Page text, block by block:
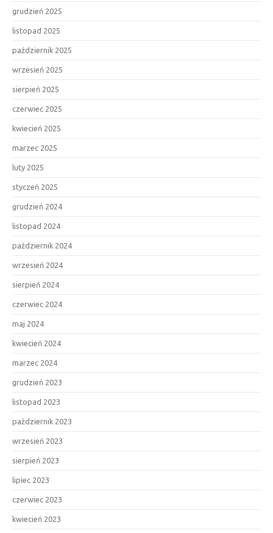
grudzień 2025
listopad 2025
październik 2025
wrzesień 2025
sierpień 2025
czerwiec 2025
kwiecień 2025
marzec 2025
luty 2025
styczeń 2025
grudzień 2024
listopad 2024
październik 2024
wrzesień 2024
sierpień 2024
czerwiec 2024
maj 2024
kwiecień 2024
marzec 2024
grudzień 2023
listopad 2023
październik 2023
wrzesień 2023
sierpień 2023
lipiec 2023
czerwiec 2023
kwiecień 2023